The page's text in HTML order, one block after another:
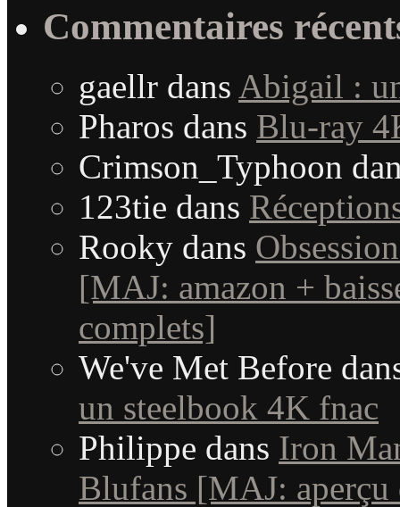
Commentaires
gaellr dans Abigail :
Pharos dans Blu-ray
Crimson_Typhoon
123tie dans
Rooky dans
[MAJ: amazon +
complets]
We've Met Before
un steelbook 4K fnac
Philippe dans Iron
Blufans [MAJ: aperçu